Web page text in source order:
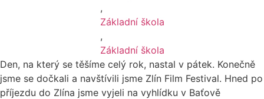
,
Základní škola
,
Základní škola
Den, na který se těšíme celý rok, nastal v pátek. Konečně
jsme se dočkali a navštívili jsme Zlín Film Festival. Hned po
příjezdu do Zlína jsme vyjeli na vyhlídku v Baťově